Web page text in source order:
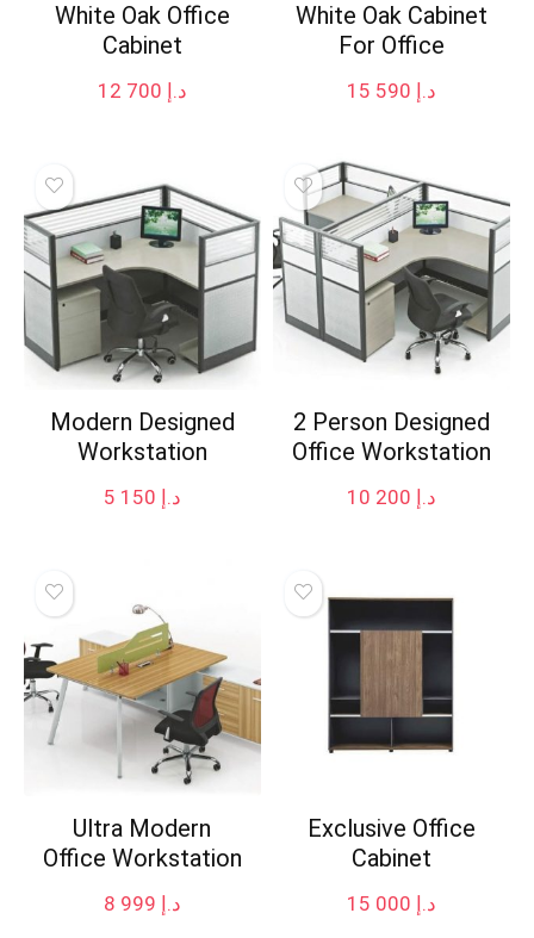
White Oak Office
Cabinet
د.إ
White Oak Cabinet
For Office
د.إ
Modern Designed
Workstation
د.إ
2 Person Designed
Office Workstation
د.إ
Ultra Modern
Office Workstation
د.إ
Exclusive Office
Cabinet
د.إ